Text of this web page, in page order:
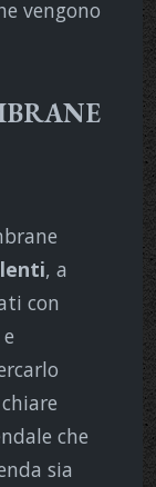
vengono
, a
con
che
sia